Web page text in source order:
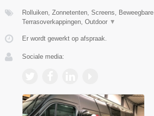
Rolluiken, Zonnetenten, Screens, Beweegbare
Terrasoverkappingen, Outdoor ▼
Er wordt gewerkt op afspraak.
Sociale media: